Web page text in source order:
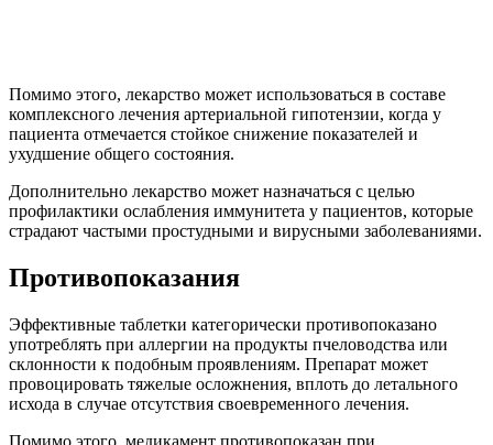
Помимо этого, лекарство может использоваться в составе
комплексного лечения артериальной гипотензии, когда у
пациента отмечается стойкое снижение показателей и
ухудшение общего состояния.
Дополнительно лекарство может назначаться с целью
профилактики ослабления иммунитета у пациентов, которые
страдают частыми простудными и вирусными заболеваниями.
Противопоказания
Эффективные таблетки категорически противопоказано
употреблять при аллергии на продукты пчеловодства или
склонности к подобным проявлениям. Препарат может
провоцировать тяжелые осложнения, вплоть до летального
исхода в случае отсутствия своевременного лечения.